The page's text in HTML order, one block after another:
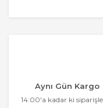
Aynı Gün Kargo
14:00'a kadar ki